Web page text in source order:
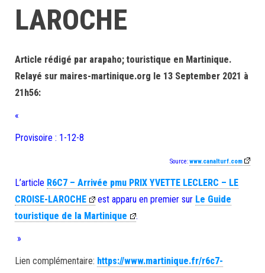
LAROCHE
Article rédigé par arapaho; touristique en Martinique.
Relayé sur maires-martinique.org le 13 September 2021 à
21h56:
«
Provisoire : 1-12-8
Source:www.canalturf.com
L’article R6C7 – Arrivée pmu PRIX YVETTE LECLERC – LE
CROISE-LAROCHE
est apparu en premier sur Le Guide
touristique de la Martinique
.
»
Lien complémentaire: https://www.martinique.fr/r6c7-